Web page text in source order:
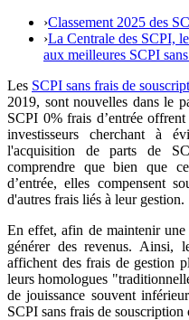
›Classement 2025 des
›La Centrale des SCPI,
aux meilleures SCPI
Les SCPI sans frais de
2019, sont nouvelles dans le
SCPI 0% frais d’entrée
investisseurs cherchant à
l'acquisition de parts de
comprendre que bien que
d’entrée, elles compensent
d'autres frais liés à leur gestion.
En effet, afin de maintenir
générer des revenus. Ainsi,
affichent des frais de gestion
leurs homologues
de jouissance souvent
SCPI sans frais de